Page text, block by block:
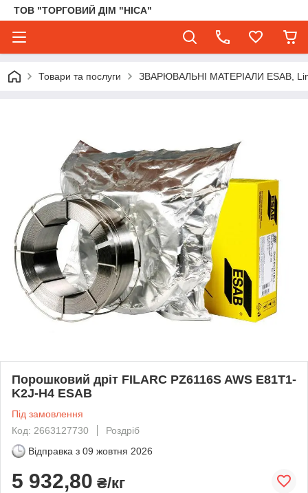
ТОВ "ТОРГОВИЙ ДІМ "НІСА"
Товари та послуги ЗВАРЮВАЛЬНІ МАТЕРІАЛИ ESAB,
Порошковий дріт FILARC PZ6116S AWS E81T1-
K2J-H4 ESAB
Під замовлення
Код: 2663127730
Роздріб
Відправка з 09 жовтня 2026
5 932,80 ₴/кг